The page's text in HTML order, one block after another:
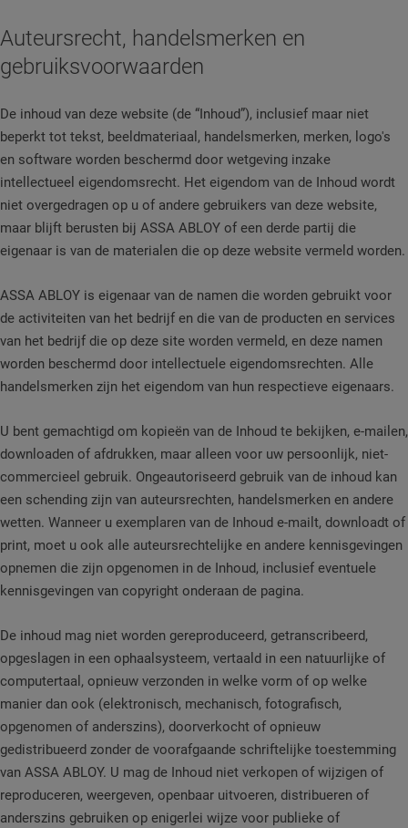
Auteursrecht, handelsmerken en
gebruiksvoorwaarden
De inhoud van deze website (de “Inhoud”), inclusief maar niet
beperkt tot tekst, beeldmateriaal, handelsmerken, merken, logo's
en software worden beschermd door wetgeving inzake
intellectueel eigendomsrecht. Het eigendom van de Inhoud wordt
niet overgedragen op u of andere gebruikers van deze website,
maar blijft berusten bij ASSA ABLOY of een derde partij die
eigenaar is van de materialen die op deze website vermeld worden.
ASSA ABLOY is eigenaar van de namen die worden gebruikt voor
de activiteiten van het bedrijf en die van de producten en services
van het bedrijf die op deze site worden vermeld, en deze namen
worden beschermd door intellectuele eigendomsrechten. Alle
handelsmerken zijn het eigendom van hun respectieve eigenaars.
U bent gemachtigd om kopieën van de Inhoud te bekijken, e-mailen,
downloaden of afdrukken, maar alleen voor uw persoonlijk, niet-
commercieel gebruik. Ongeautoriseerd gebruik van de inhoud kan
een schending zijn van auteursrechten, handelsmerken en andere
wetten. Wanneer u exemplaren van de Inhoud e-mailt, downloadt of
print, moet u ook alle auteursrechtelijke en andere kennisgevingen
opnemen die zijn opgenomen in de Inhoud, inclusief eventuele
kennisgevingen van copyright onderaan de pagina.
De inhoud mag niet worden gereproduceerd, getranscribeerd,
opgeslagen in een ophaalsysteem, vertaald in een natuurlijke of
computertaal, opnieuw verzonden in welke vorm of op welke
manier dan ook (elektronisch, mechanisch, fotografisch,
opgenomen of anderszins), doorverkocht of opnieuw
gedistribueerd zonder de voorafgaande schriftelijke toestemming
van ASSA ABLOY. U mag de Inhoud niet verkopen of wijzigen of
reproduceren, weergeven, openbaar uitvoeren, distribueren of
anderszins gebruiken op enigerlei wijze voor publieke of